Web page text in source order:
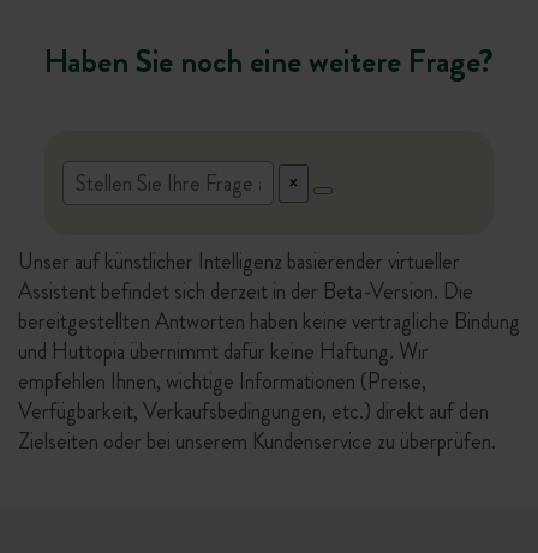
Haben Sie noch eine weitere Frage?
Unser auf künstlicher Intelligenz basierender virtueller
Assistent befindet sich derzeit in der Beta-Version. Die
bereitgestellten Antworten haben keine vertragliche Bindung
und Huttopia übernimmt dafür keine Haftung. Wir
empfehlen Ihnen, wichtige Informationen (Preise,
Verfügbarkeit, Verkaufsbedingungen, etc.) direkt auf den
Zielseiten oder bei unserem Kundenservice zu überprüfen.